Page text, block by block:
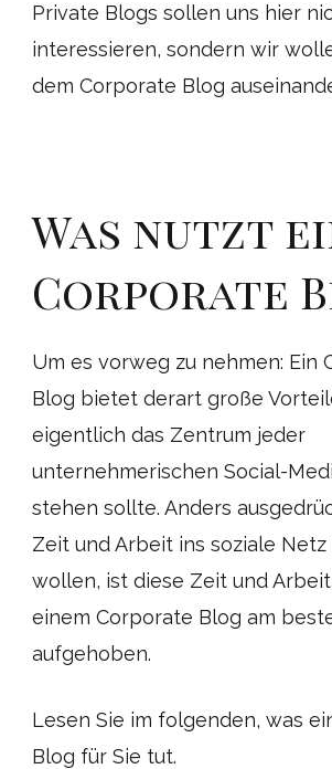
Private Blogs sollen uns hier
interessieren, sondern wir
dem Corporate Blog
Was nutzt
Corporate
Um es vorweg zu nehmen: Ein
Blog bietet derart große
eigentlich das Zentrum jeder
unternehmerischen Social-
stehen sollte. Anders
Zeit und Arbeit ins soziale
wollen, ist diese Zeit und
einem Corporate Blog am
aufgehoben.
Lesen Sie im folgenden, was
Blog für Sie tut.